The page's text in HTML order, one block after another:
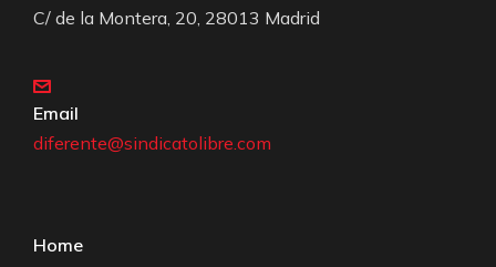
C/ de la Montera, 20, 28013 Madrid
Email
diferente@sindicatolibre.com
Home